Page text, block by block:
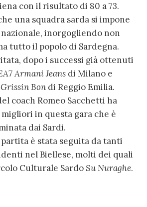
con il risultato di 80 a 73.
una squadra sarda si impone
inorgogliendo non
tutto il popolo di Sardegna.
dopo i successi già ottenuti
Armani Jeans di Milano e
Grissin Bon di Reggio Emilia.
coach Romeo Sacchetti ha
in questa gara che è
dai Sardi.
partita è stata seguita da tanti
nel Biellese, molti dei quali
Culturale SardoSu Nuraghe.